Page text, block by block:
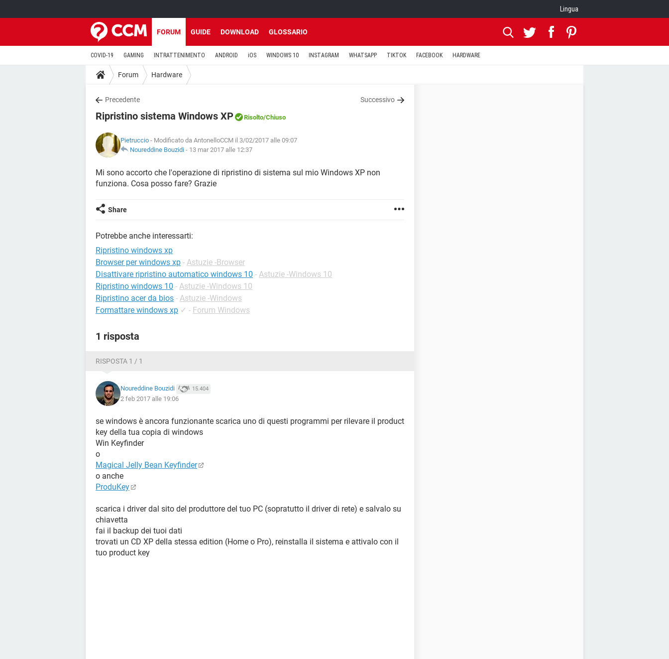
Lingua
FORUM GUIDE DOWNLOAD GLOSSARIO
COVID-19 GAMING INTRATTENIMENTO ANDROID iOS WINDOWS 10 INSTAGRAM WHATSAPP TIKTOK FACEBOOK HARDWARE
Forum Hardware
Precedente Successivo
Ripristino sistema Windows XP Risolto/Chiuso
Pietruccio - Modificato da AntonelloCCM il 3/02/2017 alle 09:07
Noureddine Bouzidi - 13 mar 2017 alle 12:37
Mi sono accorto che l'operazione di ripristino di sistema sul mio Windows XP non
funziona. Cosa posso fare? Grazie
Share
Potrebbe anche interessarti:
Ripristino windows xp
Browser per windows xp - Astuzie -Browser
Disattivare ripristino automatico windows 10 - Astuzie -Windows 10
Ripristino windows 10 - Astuzie -Windows 10
Ripristino acer da bios - Astuzie -Windows
Formattare windows xp ✓ - Forum Windows
1 risposta
RISPOSTA 1 / 1
Noureddine Bouzidi 15.404
2 feb 2017 alle 19:06
se windows è ancora funzionante scarica uno di questi programmi per rilevare il product
key della tua copia di windows
Win Keyfinder
o
Magical Jelly Bean Keyfinder
o anche
ProduKey
scarica i driver dal sito del produttore del tuo PC (sopratutto il driver di rete) e salvalo su
chiavetta
fai il backup dei tuoi dati
trovati un CD XP della stessa edition (Home o Pro), reinstalla il sistema e attivalo con il
tuo product key